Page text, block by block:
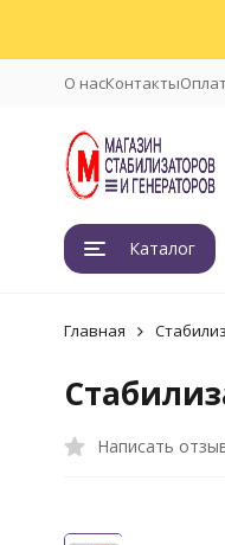
О насКонтакты
Каталог
Главная
Написать